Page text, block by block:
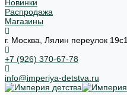
Новинки
Распродажа
Магазины
г. Москва, Лялин переулок 19с1
+7 (926) 370-67-78
info@imperiya-detstva.ru